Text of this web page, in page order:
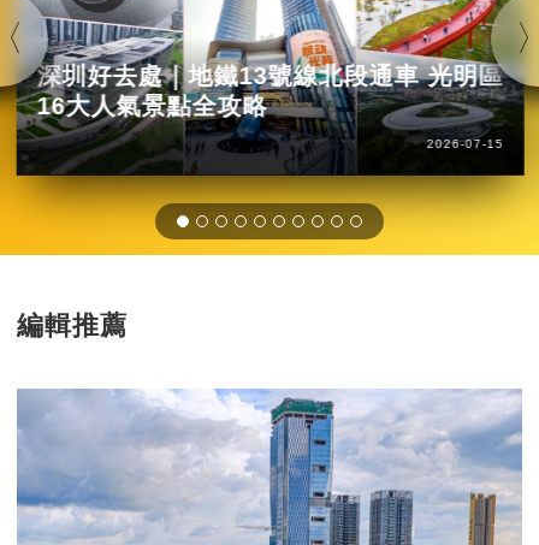
深圳好去處｜地鐵13號線北段通車 光明區
16大人氣景點全攻略
2026-07-15
編輯推薦